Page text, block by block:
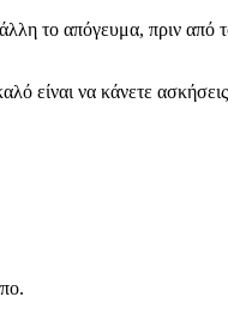
το απόγευμα, πριν από
είναι να κάνετε